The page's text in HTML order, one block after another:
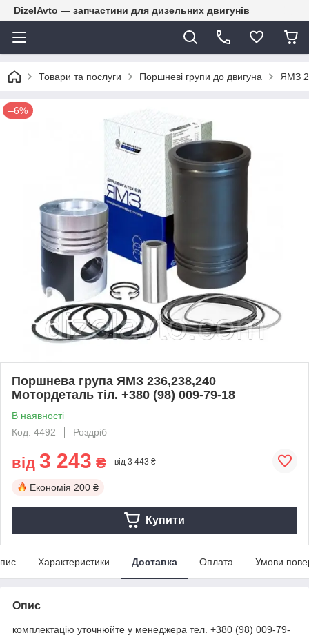
DizelAvto — запчастини для дизельних двигунів
Товари та послуги Поршневі групи до двигуна ЯМЗ
–6%
Поршнева група ЯМЗ 236,238,240
Мотордеталь тіл. +380 (98) 009-79-18
В наявності
Код: 4492
Роздріб
від 3 243 ₴ від 3 443 ₴
Економія 200 ₴
Купити
Характеристики Доставка Оплата Умови
Опис
комплектацію уточнюйте у менеджера тел. +380 (98) 009-79-